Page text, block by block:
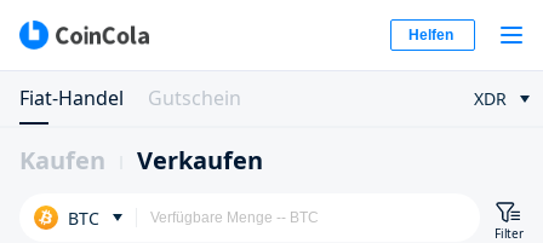
Helfen
Fiat-Handel Gutschein XDR
Kaufen Verkaufen
BTC
Filter